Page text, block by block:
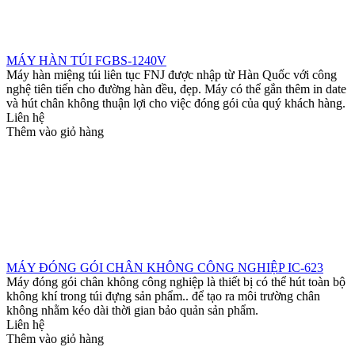
MÁY HÀN TÚI FGBS-1240V
Máy hàn miệng túi liên tục FNJ được nhập từ Hàn Quốc với công
nghệ tiên tiến cho đường hàn đều, đẹp. Máy có thể gắn thêm in date
và hút chân không thuận lợi cho việc đóng gói của quý khách hàng.
Liên hệ
Thêm vào giỏ hàng
MÁY ĐÓNG GÓI CHÂN KHÔNG CÔNG NGHIỆP IC-623
Máy đóng gói chân không công nghiệp là thiết bị có thể hút toàn bộ
không khí trong túi đựng sản phẩm.. để tạo ra môi trường chân
không nhằm kéo dài thời gian bảo quản sản phẩm.
Liên hệ
Thêm vào giỏ hàng